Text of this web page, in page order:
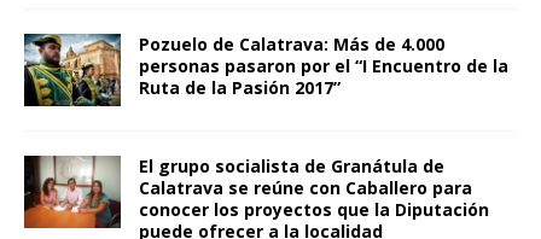
Pozuelo de Calatrava: Más de 4.000
personas pasaron por el “I Encuentro de la
Ruta de la Pasión 2017”
El grupo socialista de Granátula de
Calatrava se reúne con Caballero para
conocer los proyectos que la Diputación
puede ofrecer a la localidad